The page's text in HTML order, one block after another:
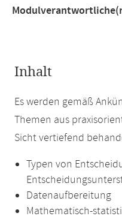
Inhalt
Es werden gemäß
Themen aus
Sicht vertiefend
Typen von
Datenaufbereitung
Mathematisch-